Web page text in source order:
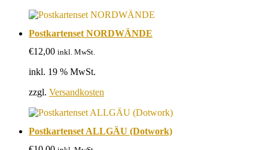
Postkartenset NORDWÄNDE
€12,00 inkl. MwSt.
inkl. 19 % MwSt.
zzgl. Versandkosten
Postkartenset ALLGÄU (Dotwork)